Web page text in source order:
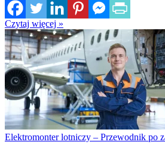
Czytaj więcej »
Elektromonter lotniczy – Przewodnik po